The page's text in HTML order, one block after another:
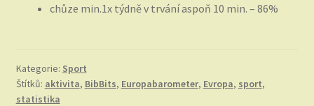
chůze min.1x týdně v trvání aspoň 10 min. – 86%
Kategorie: Sport
Štítků: aktivita, BibBits, Europabarometer, Evropa, sport,
statistika